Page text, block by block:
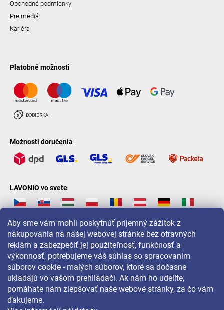
Aby sme vám mohli poskytnúť príjemný zážitok z
nakupovania na našej webovej stránke bez otravných
reklám a zabezpečiť jej použiteľnosť, funkčnosť a
výkonnosť, potrebujeme váš súhlas so spracovaním
súborov cookie - malých súborov, ktoré sa dočasne
ukladajú vo vašom prehliadači. Ak nám ho udelíte,
pomáhate nám zlepšovať naše webové stránky, za čo vám
ďakujeme.
Obchodné podmienky
Pre médiá
Kariéra
Platobné možnosti
Možnosti doručenia
LAVONIO vo svete
Pre akcie, súťaže a zľavy nás sledujte na: